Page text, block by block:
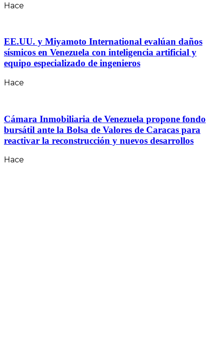
Hace
EE.UU. y Miyamoto International evalúan daños
sísmicos en Venezuela con inteligencia artificial y
equipo especializado de ingenieros
Hace
Cámara Inmobiliaria de Venezuela propone fondo
bursátil ante la Bolsa de Valores de Caracas para
reactivar la reconstrucción y nuevos desarrollos
Hace